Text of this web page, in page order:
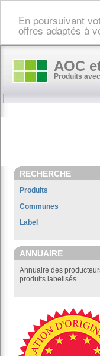
En poursuivant
offres adaptés à
AOC
Produits
RECHERCHE
Produits
Communes
Label
ANNUAIRE
Annuaire des
produits labelisés